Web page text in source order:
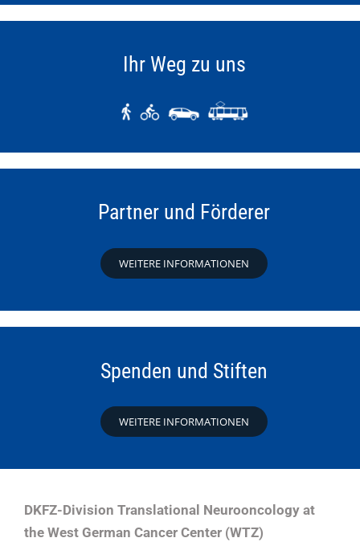
Ihr Weg zu uns
Partner und Förderer
WEITERE INFORMATIONEN
Spenden und Stiften
WEITERE INFORMATIONEN
DKFZ-Division Translational Neurooncology at
the West German Cancer Center (WTZ)